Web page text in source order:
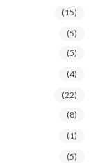
(15)
(5)
(5)
(4)
(22)
(8)
(1)
(5)